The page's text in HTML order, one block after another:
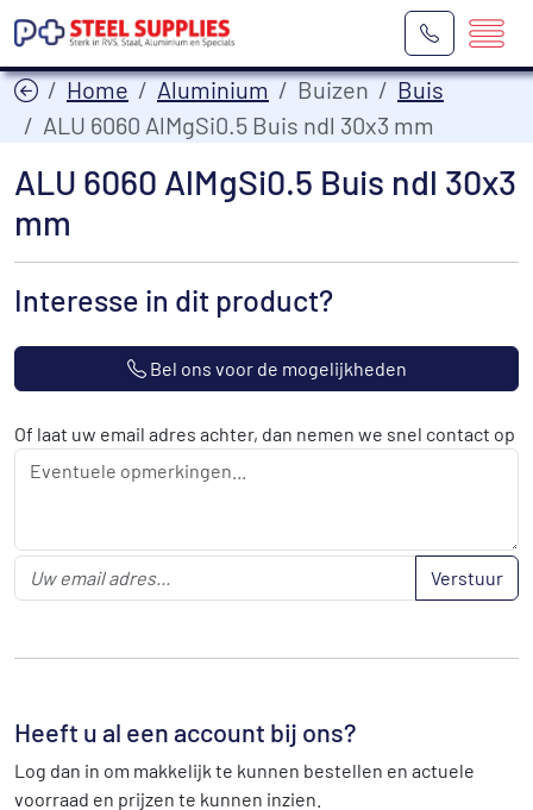
Home Aluminium Buizen
Buis
ALU 6060 AlMgSi0.5 Buis ndl 30x3 mm
ALU 6060 AlMgSi0.5 Buis ndl 30x3
mm
Interesse in dit product?
Bel ons voor de mogelijkheden
Of laat uw email adres achter, dan nemen we snel contact op
Verstuur
Heeft u al een account bij ons?
Log dan in om makkelijk te kunnen bestellen en actuele
voorraad en prijzen te kunnen inzien.